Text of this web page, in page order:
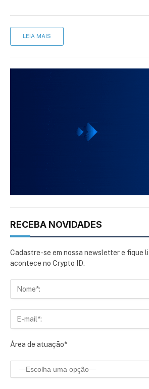
LEIA MAIS
RECEBA NOVIDADES
Cadastre-se em nossa newsletter e fique
acontece no Crypto ID.
Área de atuação*